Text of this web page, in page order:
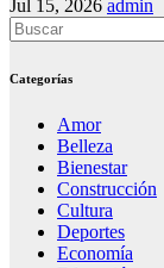
Jul 15, 2026 admin
Categorías
Amor
Belleza
Bienestar
Construcción
Cultura
Deportes
Economía